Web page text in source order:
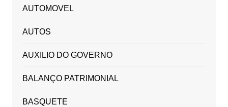
AUTOMOVEL
AUTOS
AUXILIO DO GOVERNO
BALANÇO PATRIMONIAL
BASQUETE